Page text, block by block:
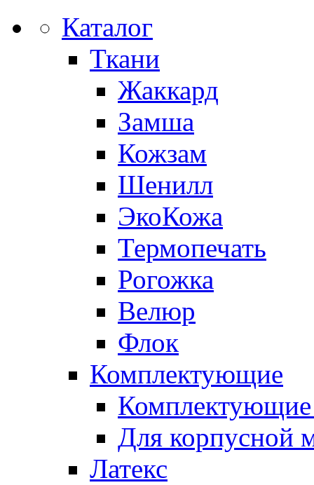
Каталог
Ткани
Жаккард
Замша
Кожзам
Шенилл
ЭкоКожа
Термопечать
Рогожка
Велюр
Флок
Комплектующие
Комплектующие
Для корпусной
Латекс